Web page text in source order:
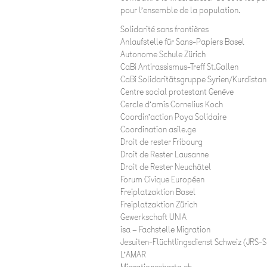
pour l’ensemble de la population.
Solidarité sans frontières
Anlaufstelle für Sans-Papiers Basel
Autonome Schule Zürich
CaBi Antirassismus-Treff St.Gallen
CaBi Solidaritätsgruppe Syrien/Kurdistan
Centre social protestant Genève
Cercle d’amis Cornelius Koch
Coordin’action Poya Solidaire
Coordination asile.ge
Droit de rester Fribourg
Droit de Rester Lausanne
Droit de Rester Neuchâtel
Forum Civique Européen
Freiplatzaktion Basel
Freiplatzaktion Zürich
Gewerkschaft UNIA
isa – Fachstelle Migration
Jesuiten-Flüchtlingsdienst Schweiz (JRS-
L’AMAR